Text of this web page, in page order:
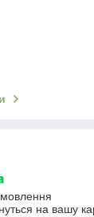
на вашу